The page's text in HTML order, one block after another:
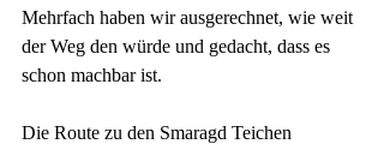
Mehrfach haben wir ausgerechnet, wie weit
der Weg den würde und gedacht, dass es
schon machbar ist.
Die Route zu den Smaragd Teichen